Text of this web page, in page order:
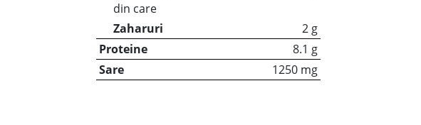
din care
Zaharuri
2 g
Proteine
8.1 g
Sare
1250 mg